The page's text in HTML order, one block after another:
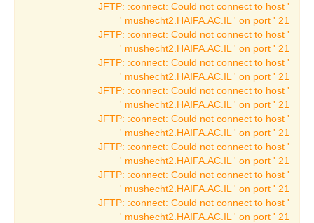
תערוכות הווה
בארכאולוגיה
תערוכות קבע
בארכאולוגיה
הספינה ממעגן מיכאל
הפניקים
תצוגות נושאיות
תעשיות ומלאכות קדומות
תערוכות באמנות
תערוכה מתחלפת
באמנות
JFTP: :connect: Could not connect to host '
mushecht2.HAIFA.AC.IL ' on port ' 21 '
JFTP: :connect: Could not connect to host '
mushecht2.HAIFA.AC.IL ' on port ' 21 '
JFTP: :connect: Could not connect to host '
mushecht2.HAIFA.AC.IL ' on port ' 21 '
JFTP: :connect: Could not connect to host '
mushecht2.HAIFA.AC.IL ' on port ' 21 '
JFTP: :connect: Could not connect to host '
mushecht2.HAIFA.AC.IL ' on port ' 21 '
JFTP: :connect: Could not connect to host '
mushecht2.HAIFA.AC.IL ' on port ' 21 '
JFTP: :connect: Could not connect to host '
mushecht2.HAIFA.AC.IL ' on port ' 21 '
JFTP: :connect: Could not connect to host '
mushecht2.HAIFA.AC.IL ' on port ' 21 '